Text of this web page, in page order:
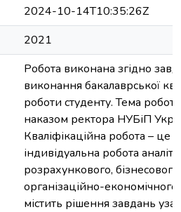
2024-10-14T10:35:26Z
2021
Робота виконана згідно
виконання бакалаврської
роботи студенту. Тема
наказом ректора НУБіП
Кваліфікаційна робота – це
індивідуальна робота
розрахункового,
організаційно-
містить рішення завдань